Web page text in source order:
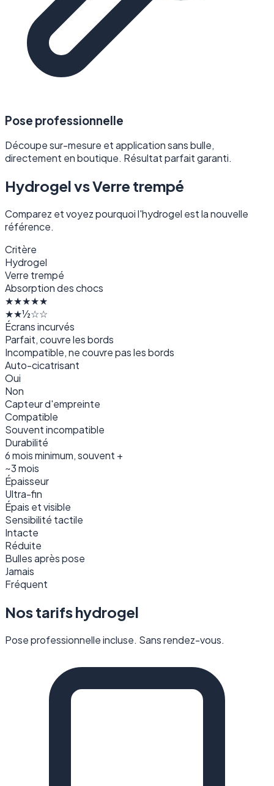
Pose professionnelle
Découpe sur-mesure et application sans bulle,
directement en boutique. Résultat parfait garanti.
Hydrogel vs Verre trempé
Comparez et voyez pourquoi l'hydrogel est la nouvelle
référence.
Critère
Hydrogel
Verre trempé
Absorption des chocs
★★★★★
★★½☆☆
Écrans incurvés
Parfait, couvre les bords
Incompatible, ne couvre pas les bords
Auto-cicatrisant
Oui
Non
Capteur d'empreinte
Compatible
Souvent incompatible
Durabilité
6 mois minimum, souvent +
~3 mois
Épaisseur
Ultra-fin
Épais et visible
Sensibilité tactile
Intacte
Réduite
Bulles après pose
Jamais
Fréquent
Nos tarifs hydrogel
Pose professionnelle incluse. Sans rendez-vous.